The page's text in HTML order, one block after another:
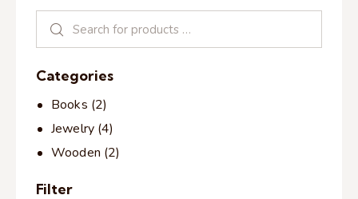
Categories
Books (2)
Jewelry (4)
Wooden (2)
Filter